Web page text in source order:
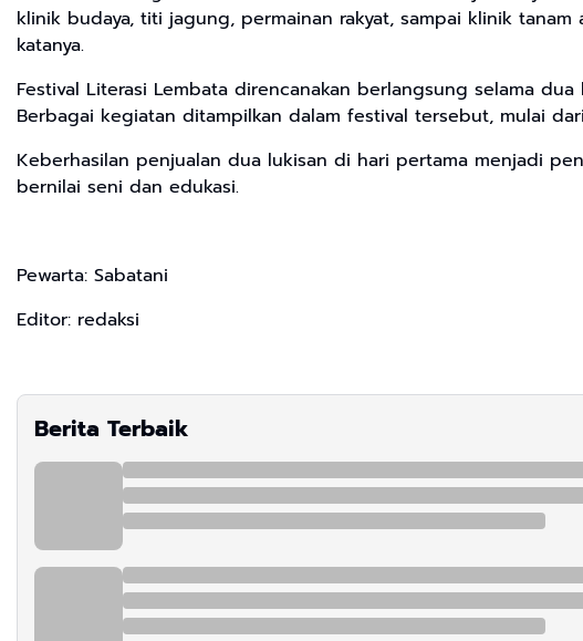
klinik budaya, titi jagung, permainan rakyat, sampai klinik
katanya.
Festival Literasi Lembata direncanakan berlangsung selama
Berbagai kegiatan ditampilkan dalam festival tersebut, mulai
Keberhasilan penjualan dua lukisan di hari pertama menjadi
bernilai seni dan edukasi.
Pewarta: Sabatani
Editor: redaksi
Berita Terbaik